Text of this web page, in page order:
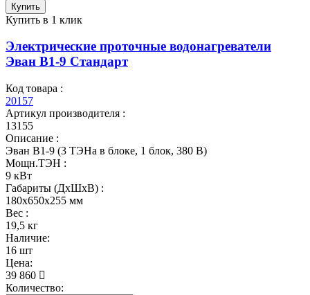
Купить
Купить в 1 клик
Электрические проточные водонагреватели
Эван В1-9 Стандарт
Код товара :
20157
Артикул производителя :
13155
Описание :
Эван В1-9 (3 ТЭНа в блоке, 1 блок, 380 В)
Мощн.ТЭН :
9 кВт
Габариты (ДхШхВ) :
180x650x255 мм
Вес :
19,5 кг
Наличие:
16 шт
Цена:
39 860
Количество: